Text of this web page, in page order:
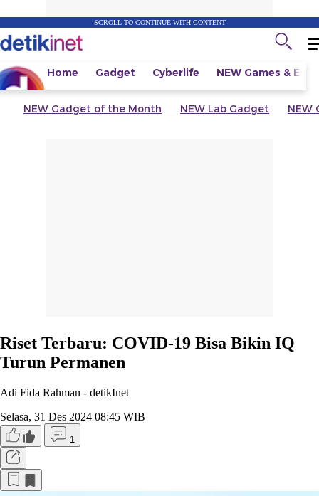
SCROLL TO CONTINUE WITH CONTENT
Home Gadget Cyberlife NEW Games &
NEW Gadget of the Month NEW Lab Gadget NEW
Riset Terbaru: COVID-19 Bisa Bikin IQ
Turun Permanen
Adi Fida Rahman - detikInet
Selasa, 31 Des 2024 08:45 WIB
1